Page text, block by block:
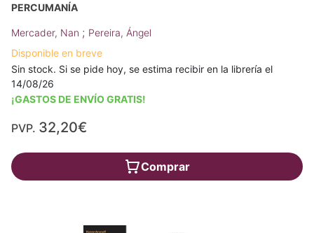
PERCUMANÍA
Mercader, Nan ; Pereira, Ángel
Disponible en breve
Sin stock. Si se pide hoy, se estima recibir en la librería el
14/08/26
¡GASTOS DE ENVÍO GRATIS!
PVP. 32,20€
Comprar